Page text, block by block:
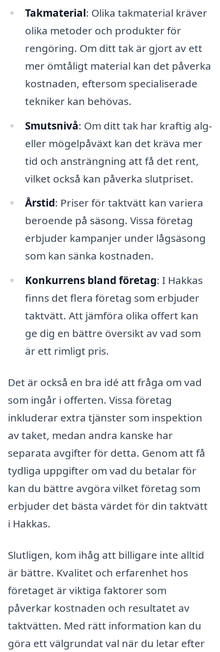
Takmaterial: Olika takmaterial kräver
olika metoder och produkter för
rengöring. Om ditt tak är gjort av ett
mer ömtåligt material kan det påverka
kostnaden, eftersom specialiserade
tekniker kan behövas.
Smutsnivå: Om ditt tak har kraftig alg-
eller mögelpåväxt kan det kräva mer
tid och ansträngning att få det rent,
vilket också kan påverka slutpriset.
Årstid: Priser för taktvätt kan variera
beroende på säsong. Vissa företag
erbjuder kampanjer under lågsäsong
som kan sänka kostnaden.
Konkurrens bland företag: I Hakkas
finns det flera företag som erbjuder
taktvätt. Att jämföra olika offert kan
ge dig en bättre översikt av vad som
är ett rimligt pris.
Det är också en bra idé att fråga om vad
som ingår i offerten. Vissa företag
inkluderar extra tjänster som inspektion
av taket, medan andra kanske har
separata avgifter för detta. Genom att få
tydliga uppgifter om vad du betalar för
kan du bättre avgöra vilket företag som
erbjuder det bästa värdet för din taktvätt
i Hakkas.
Slutligen, kom ihåg att billigare inte alltid
är bättre. Kvalitet och erfarenhet hos
företaget är viktiga faktorer som
påverkar kostnaden och resultatet av
taktvätten. Med rätt information kan du
göra ett välgrundat val när du letar efter